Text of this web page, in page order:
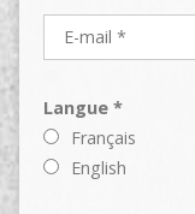
Langue *
Français
English